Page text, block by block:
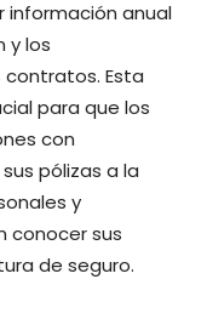
información anual
y los
Esta
para que los
con
pólizas a la
y
conocer sus
de seguro.